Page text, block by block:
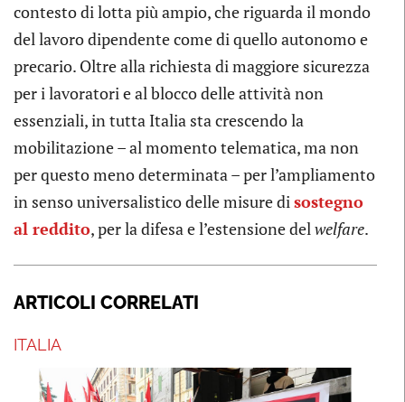
contesto di lotta più ampio, che riguarda il mondo
del lavoro dipendente come di quello autonomo e
precario. Oltre alla richiesta di maggiore sicurezza
per i lavoratori e al blocco delle attività non
essenziali, in tutta Italia sta crescendo la
mobilitazione – al momento telematica, ma non
per questo meno determinata – per l’ampliamento
in senso universalistico delle misure disostegno
al reddito, per la difesa e l’estensione delwelfare.
ARTICOLI CORRELATI
ITALIA